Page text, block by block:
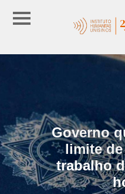
Governo
limite
trabalho